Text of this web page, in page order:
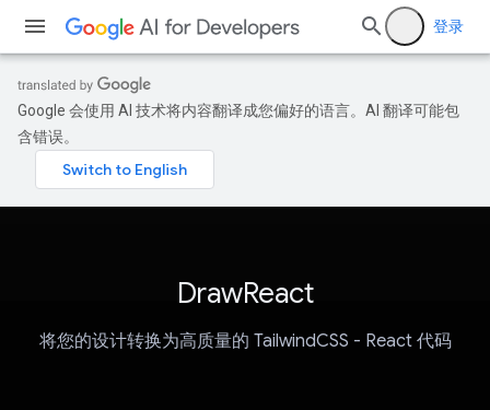
登录
Google 会使用 AI 技术将内容翻译成您偏好的语言。AI 翻译可能包
含错误。
DrawReact
将您的设计转换为高质量的 TailwindCSS - React 代码